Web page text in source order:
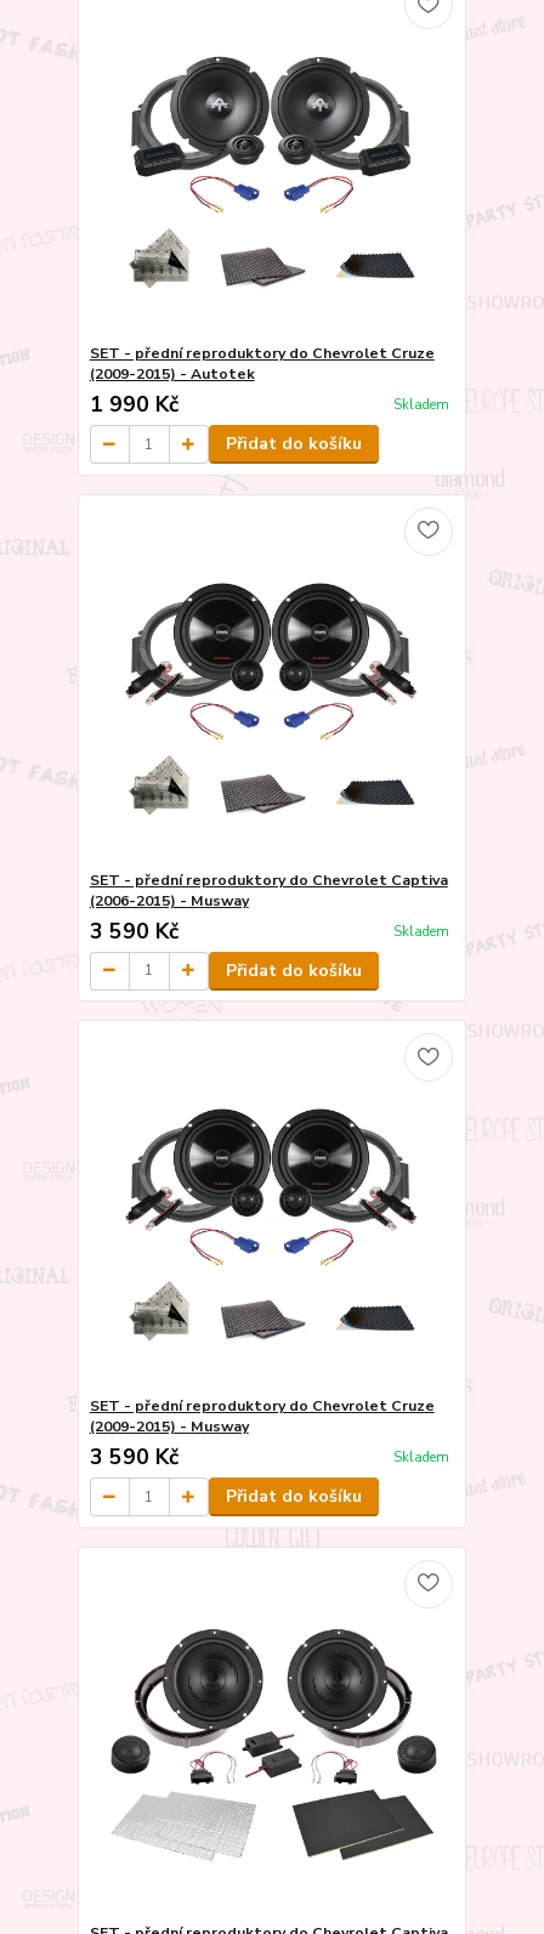
SET - přední reproduktory do Chevrolet Cruze
(2009-2015) - Autotek
1 990 Kč Skladem
Přidat do košíku
SET - přední reproduktory do Chevrolet Captiva
(2006-2015) - Musway
3 590 Kč Skladem
Přidat do košíku
SET - přední reproduktory do Chevrolet Cruze
(2009-2015) - Musway
3 590 Kč Skladem
Přidat do košíku